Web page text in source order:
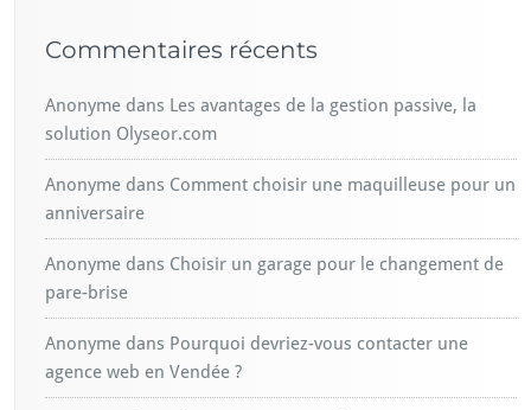
Commentaires récents
Anonyme dans Les avantages de la gestion passive, la
solution Olyseor.com
Anonyme dans Comment choisir une maquilleuse pour un
anniversaire
Anonyme dans Choisir un garage pour le changement de
pare-brise
Anonyme dans Pourquoi devriez-vous contacter une
agence web en Vendée ?